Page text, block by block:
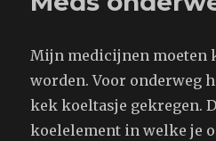
Mijn medicijnen moeten
worden. Voor onderweg
kek koeltasje gekregen.
koelelement in welke je